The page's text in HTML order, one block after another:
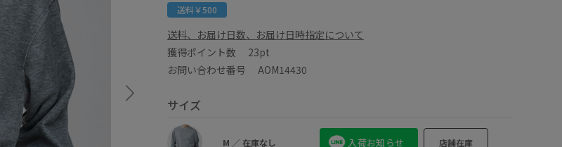
送料￥500
送料、お届け日数、お届け日時指定について
獲得ポイント数 23pt
お問い合わせ番号 AOM14430
サイズ
M ／ 在庫なし 入荷お知らせ 店舗在庫